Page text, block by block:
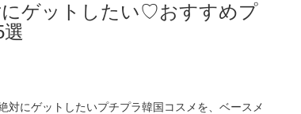
にゲットしたい♡おすすめプ
にゲットしたいプチプラ韓国コスメを、ベースメ